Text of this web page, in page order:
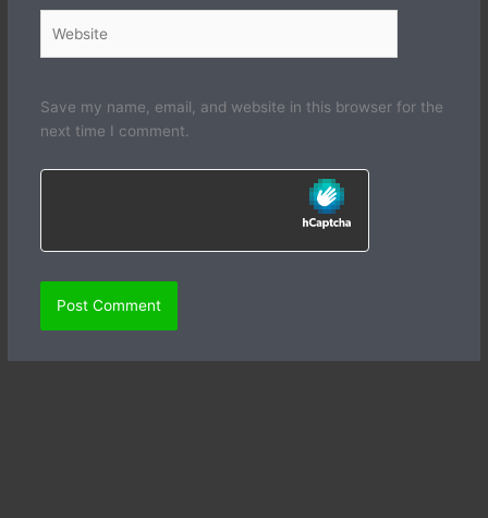
Save my name, email, and website in this browser for the
next time I comment.